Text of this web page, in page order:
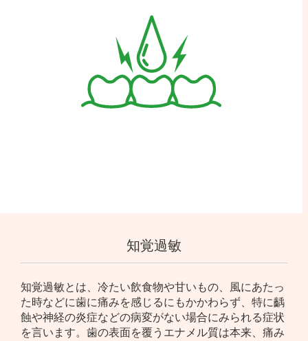
知覚過敏
知覚過敏とは、冷たい飲食物や甘いもの、風にあたっ
た時などに歯に痛みを感じるにもかかわらず、特に齲
蝕や神経の炎症などの病変がない場合にみられる症状
を言います。歯の表面を覆うエナメル質は本来、痛み